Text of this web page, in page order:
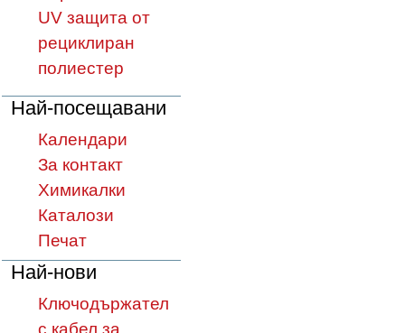
UV защита от
рециклиран
полиестер
Най-посещавани
Календари
За контакт
Химикалки
Каталози
Печат
Най-нови
Ключодържател
с кабел за